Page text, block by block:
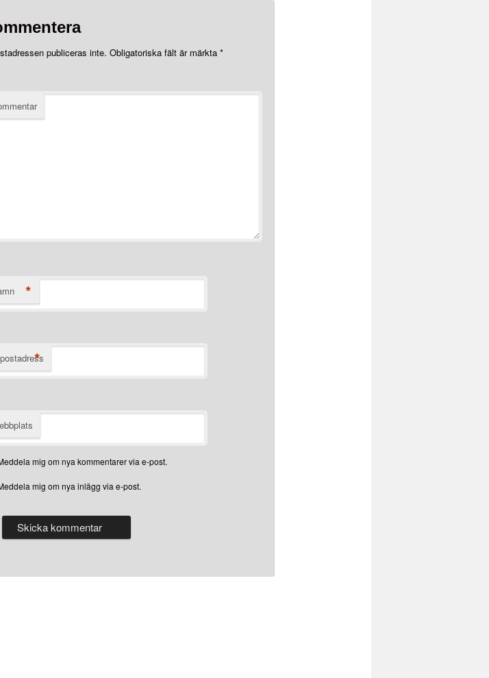
publiceras inte. Obligatoriska fält är märkta *
*
*
mig om nya kommentarer via e-post.
mig om nya inlägg via e-post.